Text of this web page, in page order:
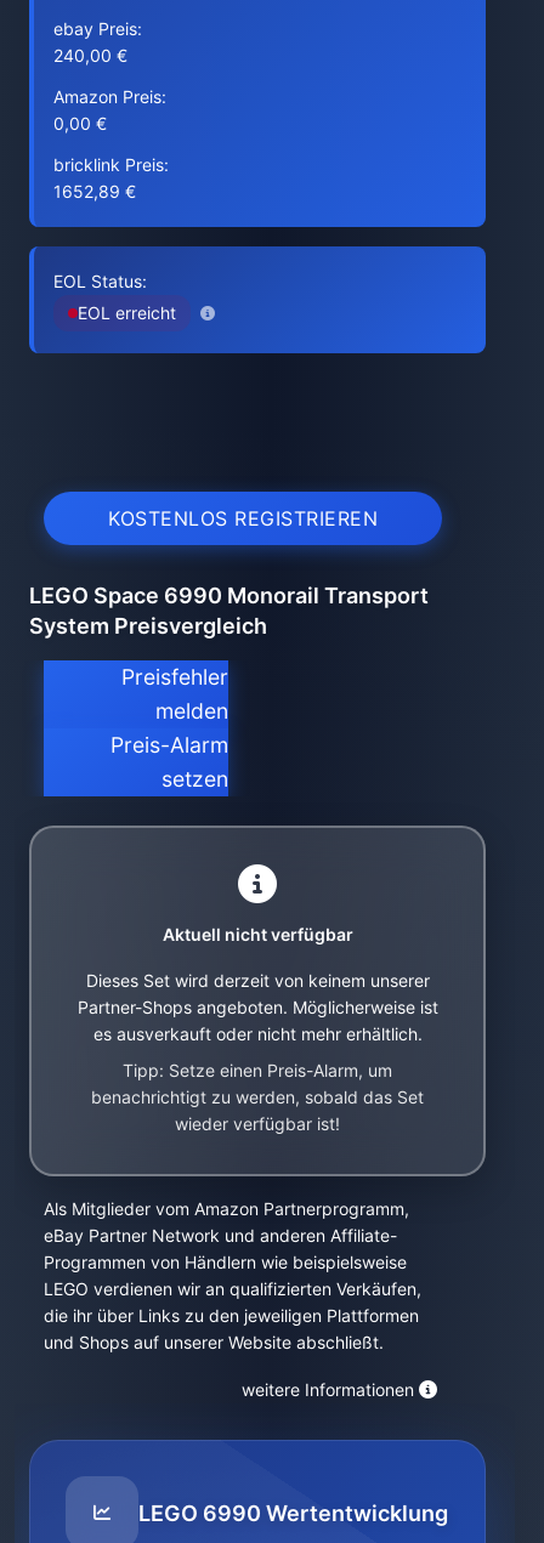
ebay Preis:
240,00 €
Amazon Preis:
0,00 €
bricklink Preis:
1652,89 €
EOL Status:
EOL erreicht
KOSTENLOS REGISTRIEREN
LEGO Space 6990 Monorail Transport
System Preisvergleich
Preisfehler
melden
Preis-Alarm
setzen
Aktuell nicht verfügbar
Dieses Set wird derzeit von keinem unserer
Partner-Shops angeboten. Möglicherweise ist
es ausverkauft oder nicht mehr erhältlich.
Tipp: Setze einen Preis-Alarm, um
benachrichtigt zu werden, sobald das Set
wieder verfügbar ist!
Als Mitglieder vom Amazon Partnerprogramm,
eBay Partner Network und anderen Affiliate-
Programmen von Händlern wie beispielsweise
LEGO verdienen wir an qualifizierten Verkäufen,
die ihr über Links zu den jeweiligen Plattformen
und Shops auf unserer Website abschließt.
weitere Informationen
LEGO 6990 Wertentwicklung